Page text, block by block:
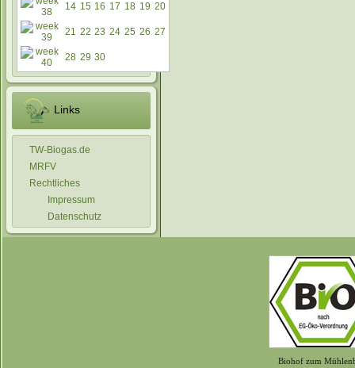
14 15 16 17 18 19 20
21 22 23 24 25 26 27
28 29 30
Links
TW-Biogas.de
MRFV
Rechtliches
Impressum
Datenschutz
Biohof zum